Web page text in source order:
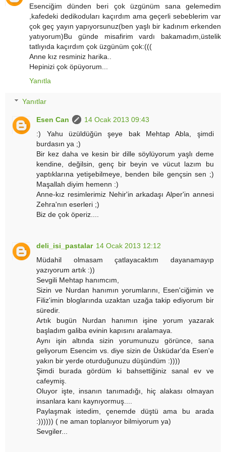
Esenciğim dünden beri çok üzgünüm sana gelemedim
,kafedeki dedikoduları kaçırdım ama geçerli sebeblerim var
çok geç yayın yapıyorsunuz(ben yaşlı bir kadınım erkenden
yatıyorum)Bu günde misafirim vardı bakamadım,üstelik
tatlıyıda kaçırdım çok üzgünüm çok:(((
Anne kız resminiz harika..
Hepinizi çok öpüyorum...
Yanıtla
Yanıtlar
Esen Can
14 Ocak 2013 09:43
:) Yahu üzüldüğün şeye bak Mehtap Abla, şimdi
burdasın ya ;)
Bir kez daha ve kesin bir dille söylüyorum yaşlı deme
kendine, değilsin, genç bir beyin ve vücut lazım bu
yaptıklarına yetişebilmeye, benden bile gençsin sen ;)
Maşallah diyim hemenn :)
Anne-kız resimlerimiz Nehir'in arkadaşı Alper'in annesi
Zehra'nın eserleri ;)
Biz de çok öperiz....
deli_isi_pastalar 14 Ocak 2013 12:12
Müdahil olmasam çatlayacaktım dayanamayıp
yazıyorum artık :))
Sevgili Mehtap hanımcım,
Sizin ve Nurdan hanımın yorumlarını, Esen'ciğimin ve
Filiz'imin bloglarında uzaktan uzağa takip ediyorum bir
süredir.
Artık bugün Nurdan hanımın işine yorum yazarak
başladım galiba evinin kapısını aralamaya.
Aynı işin altında sizin yorumunuzu görünce, sana
geliyorum Esencim vs. diye sizin de Üsküdar'da Esen'e
yakın bir yerde oturduğunuzu düşündüm :))))
Şimdi burada gördüm ki bahsettiğiniz sanal ev ve
cafeymiş.
Oluyor işte, insanın tanımadığı, hiç alakası olmayan
insanlara kanı kaynıyormuş....
Paylaşmak istedim, çenemde düştü ama bu arada
:)))))) ( ne aman toplanıyor bilmiyorum ya)
Sevgiler...